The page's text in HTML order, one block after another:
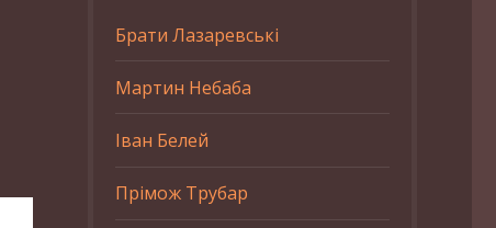
Брати Лазаревські
Мартин Небаба
Іван Белей
Прімож Трубар